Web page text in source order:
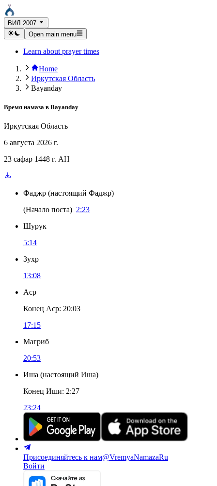
ВИЛ 2007
Open main menu
Learn about prayer times
Home
Иркутская Область
Bayanday
Время намаза в Bayanday
Иркутская Область
6 августа 2026 г.
23 сафар 1448 г. AH
Фаджр (настоящий Фаджр)
(Начало поста) 2:23
Шурук
5:14
Зухр
13:08
Аср
Конец Аср: 20:03
17:15
Магриб
20:53
Иша (настоящий Иша)
Конец Иши: 2:27
23:24
Присоединяйтесь к нам@VremyaNamazaRu
Войти